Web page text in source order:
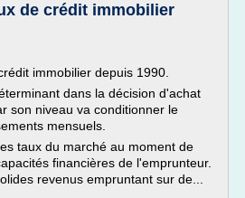
de crédit immobilier
immobilier depuis 1990.
dans la décision d'achat
son niveau va conditionner le
mensuels.
taux du marché au moment de
financières de l'emprunteur.
revenus empruntant sur de...